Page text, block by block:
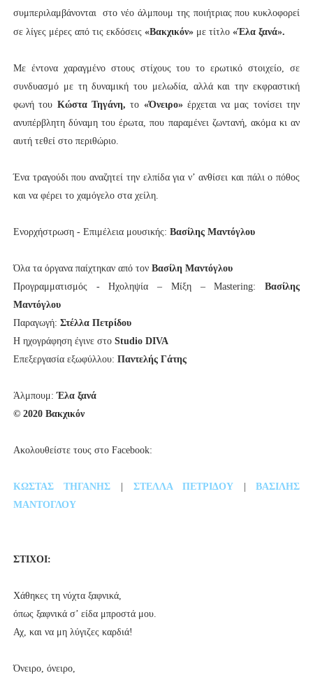
συμπεριλαμβάνονταιστο νέο άλμπουμ της ποιήτριας που κυκλοφορεί
σε λίγες μέρες από τις εκδόσεις «Βακχικόν»με τίτλο «Έλα ξανά».
Με έντονα χαραγμένο στους στίχους του το ερωτικό στοιχείο, σε
συνδυασμό με τη δυναμική του μελωδία, αλλά και την εκφραστική
φωνή του Κώστα Τηγάνη,το «Όνειρο»έρχεται να μας τονίσει την
ανυπέρβλητη δύναμη του έρωτα, που παραμένει ζωντανή, ακόμα κι αν
αυτή τεθεί στο περιθώριο.
Ένα τραγούδι που αναζητεί την ελπίδα για ν’ ανθίσει και πάλι ο πόθος
και να φέρει το χαμόγελο στα χείλη.
Ενορχήστρωση - Επιμέλεια μουσικής: Βασίλης Μαντόγλου
Όλα τα όργανα παίχτηκαν από τον Βασίλη Μαντόγλου
Προγραμματισμός - Ηχοληψία – Μίξη – Mastering:Βασίλης
Μαντόγλου
Παραγωγή: Στέλλα Πετρίδου
Η ηχογράφηση έγινε στο Studio DIVA
Επεξεργασία εξωφύλλου: Παντελής Γάτης
Άλμπουμ:Έλα ξανά
© 2020 Βακχικόν
Ακολουθείστε τους στο Facebook:
ΚΩΣΤΑΣ ΤΗΓΑΝΗΣ ΣΤΕΛΛΑ ΠΕΤΡΙΔΟΥ |ΒΑΣΙΛΗΣ
ΜΑΝΤΟΓΛΟΥ
ΣΤΙΧΟΙ:
Χάθηκες τη νύχτα ξαφνικά,
όπως ξαφνικά σ’ είδα μπροστά μου.
Αχ, και να μη λύγιζες καρδιά!
Όνειρο, όνειρο,